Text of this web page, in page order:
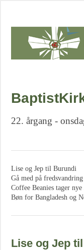
22. årgang -
Lise og Jep til Burundi
Gå med på
Coffee Beanies tager
Bøn for Bangladesh og
Lise og Jep